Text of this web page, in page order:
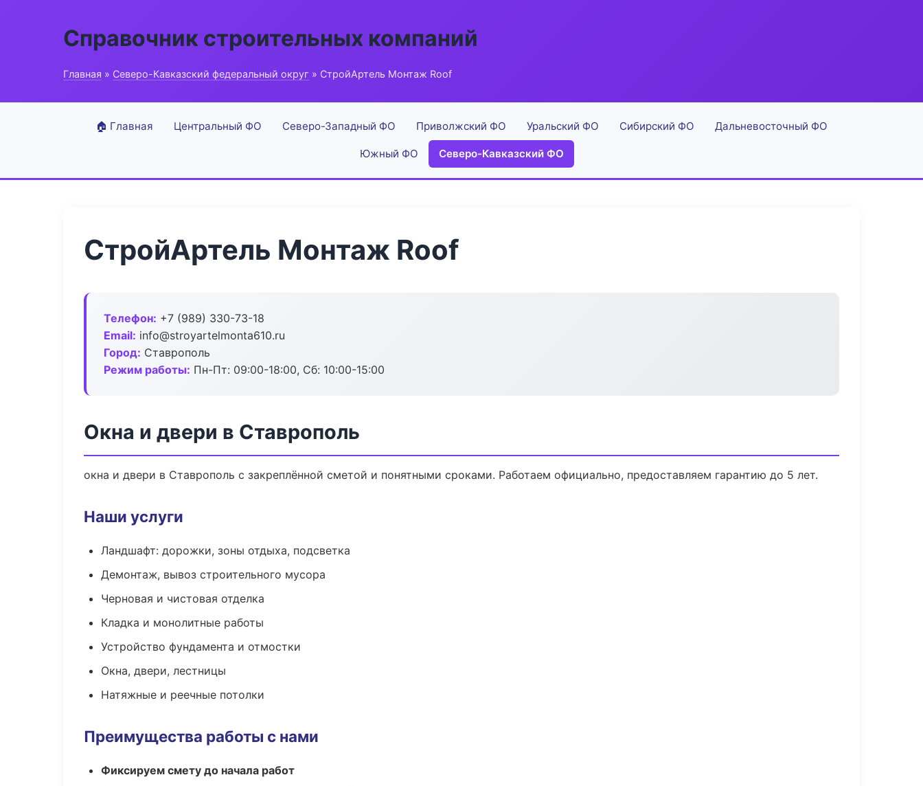
Справочник строительных компаний
Главная » Северо-Кавказский федеральный округ » СтройАртель Монтаж Roof
🏠 Главная Центральный ФО Северо-Западный ФО Приволжский ФО Уральский ФО Сибирский ФО Дальневосточный ФО
Южный ФО Северо-Кавказский ФО
СтройАртель Монтаж Roof
Телефон: +7 (989) 330-73-18
Email: info@stroyartelmonta610.ru
Город: Ставрополь
Режим работы: Пн-Пт: 09:00-18:00, Сб: 10:00-15:00
Окна и двери в Ставрополь
окна и двери в Ставрополь с закреплённой сметой и понятными сроками. Работаем официально, предоставляем гарантию до 5 лет.
Наши услуги
Ландшафт: дорожки, зоны отдыха, подсветка
Демонтаж, вывоз строительного мусора
Черновая и чистовая отделка
Кладка и монолитные работы
Устройство фундамента и отмостки
Окна, двери, лестницы
Натяжные и реечные потолки
Преимущества работы с нами
Фиксируем смету до начала работ